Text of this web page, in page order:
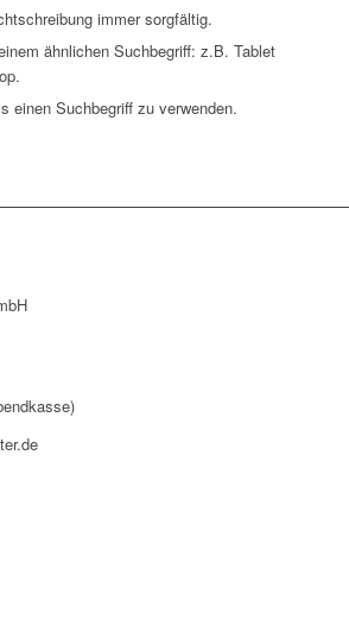
immer sorgfältig.
ähnlichen Suchbegriff: z.B. Tablet
einen Suchbegriff zu verwenden.